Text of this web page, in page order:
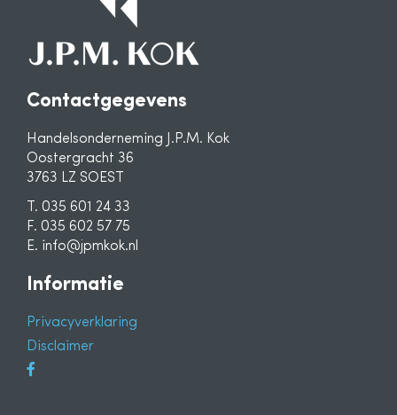
Contactgegevens
Handelsonderneming J.P.M. Kok
Oostergracht 36
3763 LZ SOEST
T. 035 601 24 33
F. 035 602 57 75
E. info@jpmkok.nl
Informatie
Privacyverklaring
Disclaimer